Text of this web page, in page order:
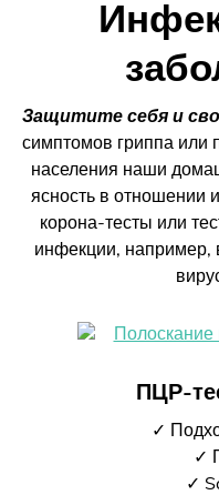
Защитите себя и
симптомов гриппа или
населения наши
ясность в отношении
корона-тесты или
инфекции,
ПЦР-
✓
✓
✓